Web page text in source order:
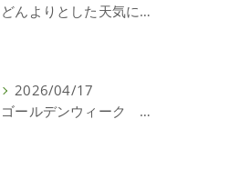
どんよりとした天気に 暖かくなってきた今日此の頃
2026/04/17
ゴールデンウィーク 営業しております。